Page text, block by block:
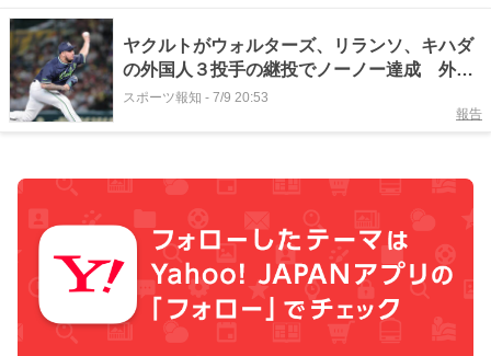
ヤクルトがウォルターズ、リランソ、キハダ
の外国人３投手の継投でノーノー達成 外国
人投手のみでの達成は初
スポーツ報知 - 7/9 20:53
報告